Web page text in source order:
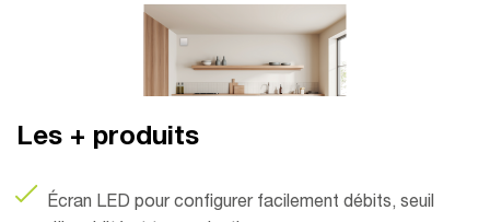
Les + produits
Écran LED pour configurer facilement débits, seuil